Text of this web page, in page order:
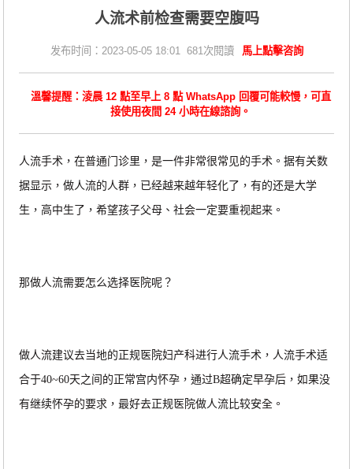
人流术前检查需要空腹吗
发布时间：2023-05-05 18:01 681次閱讀 馬上點擊咨詢
溫馨提醒：淩晨 12 點至早上 8 點 WhatsApp 回覆可能較慢，可直
接使用夜間 24 小時在線諮詢。
人流手术，在普通门诊里，是一件非常很常见的手术。据有关数
据显示，做人流的人群，已经越来越年轻化了，有的还是大学
生，高中生了，希望孩子父母、社会一定要重视起来。
那做人流需要怎么选择医院呢？
做人流建议去当地的正规医院妇产科进行人流手术，人流手术适
合于40~60天之间的正常宫内怀孕，通过B超确定早孕后，如果没
有继续怀孕的要求，最好去正规医院做人流比较安全。